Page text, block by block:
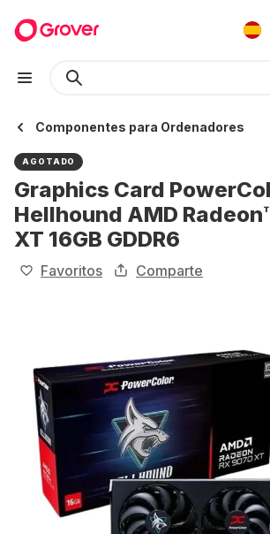
Componentes para Ordenadores
AGOTADO
Graphics Card
Hellhound AMD
XT 16GB GDDR6
Favoritos Comparte